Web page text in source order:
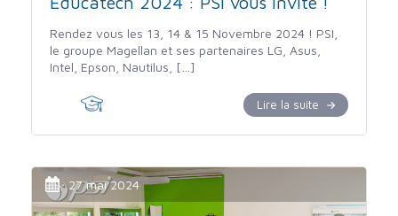
Rendez vous les 13, 14 & 15 Novembre 2024 ! PSI,
le groupe Magellan et ses partenaires LG, Asus,
Intel, Epson, Nautilus, […]
Lire la suite
27 mai 2024